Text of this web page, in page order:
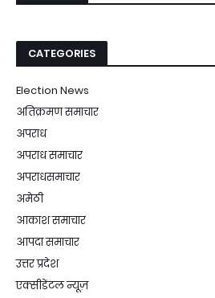
CATEGORIES
Election News
अतिक्रमण समाचार
अपराध
अपराध समाचार
अपराधसमाचार
अमेठी
आकाश समाचार
आपदा समाचार
उत्तर प्रदेश
एक्सीडेंटल न्यूज़